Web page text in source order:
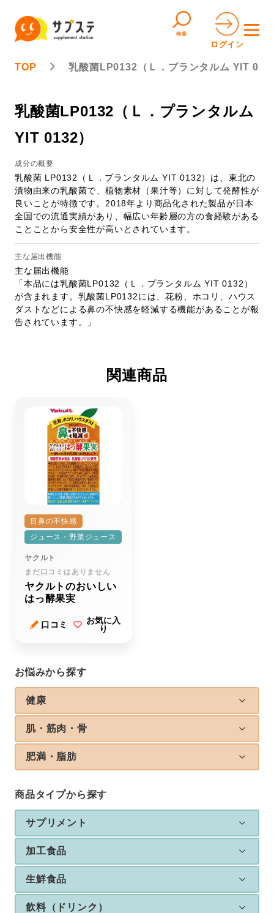
検索
ログイン
TOP 乳酸菌LP0132（Ｌ．プランタルム YIT
お悩みから探す
健康
肌・筋肉・骨
肥満・脂肪
商品タイプから探す
サプリメント
加工食品
生鮮食品
飲料（ドリンク）
乳酸菌LP0132（Ｌ．プランタルム
YIT 0132）
成分の概要
乳酸菌 LP0132（Ｌ．プランタルム YIT 0132）は、東北の
漬物由来の乳酸菌で、植物素材（果汁等）に対して発酵性が
良いことが特徴です。2018年より商品化された製品が日本
全国での流通実績があり、幅広い年齢層の方の食経験がある
ことことから安全性が高いとされています。
主な届出機能
主な届出機能
「本品には乳酸菌LP0132（Ｌ．プランタルム YIT 0132）
が含まれます。乳酸菌LP0132には、花粉、ホコリ、ハウス
ダストなどによる鼻の不快感を軽減する機能があることが報
告されています。」
関連商品
目鼻の不快感
ジュース・野菜ジュース
ヤクルト
まだ口コミはありません
ヤクルトのおいしい
はっ酵果実
口コミ
お気に入
り